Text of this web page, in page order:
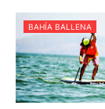
BAHÍA BALLENA